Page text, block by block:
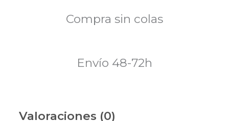
Compra sin colas
Envío 48-72h
Valoraciones (0)